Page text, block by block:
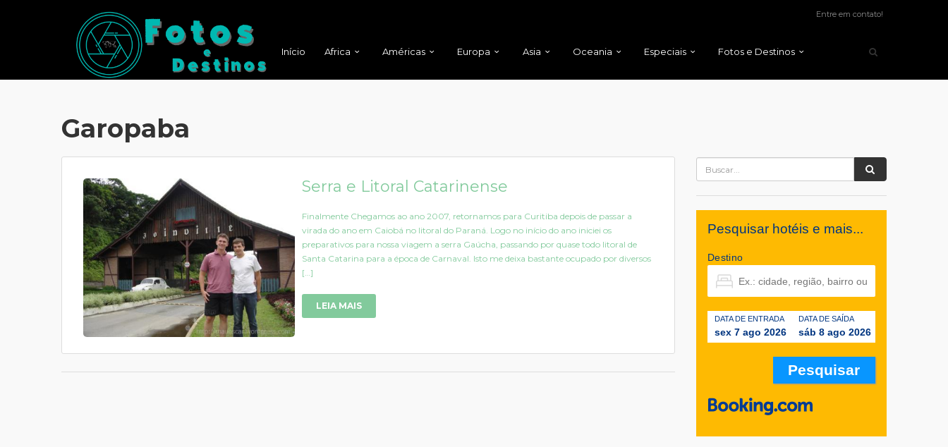
Entre em contato!
Início Africa Américas Europa Asia Oceania Especiais Fotos e Destinos
Garopaba
Serra e Litoral Catarinense
Finalmente Chegamos ao ano 2007, retornamos para Curitiba depois de passar a
virada do ano em Caiobá no litoral do Paraná. Logo no início do ano iniciei os
preparativos para nossa viagem a serra Gaúcha, passando por quase todo litoral de
Santa Catarina para a época de Carnaval. Isto me deixa bastante ocupado por diversos
[…]
LEIA MAIS
Pesquisar hotéis e mais...
Destino
DATA DE ENTRADA
sex 7 ago 2026
DATA DE SAÍDA
sáb 8 ago 2026